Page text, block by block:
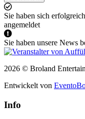
Sie haben sich
angemeldet
Sie haben unsere News
2026 © Broland
Entwickelt von
Info